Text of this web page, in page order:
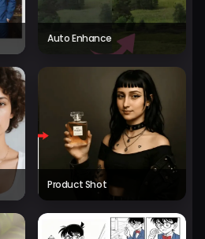
Auto Enhance
Product Shot